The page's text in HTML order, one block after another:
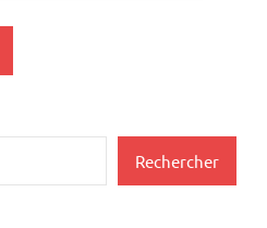
Rechercher